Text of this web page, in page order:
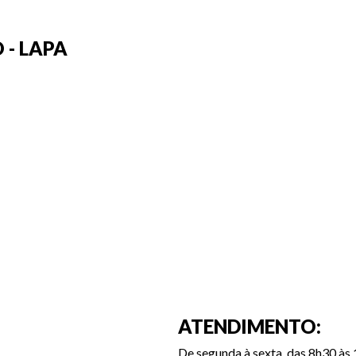
- LAPA
ATENDIMENTO:
De segunda à sexta, das 8h30 às